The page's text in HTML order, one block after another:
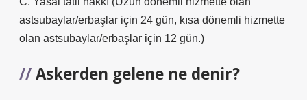
astsubaylar/erbaşlar için 24 gün, kısa dönemli hizmette
olan astsubaylar/erbaşlar için 12 gün.)
Askerden gelene ne denir?